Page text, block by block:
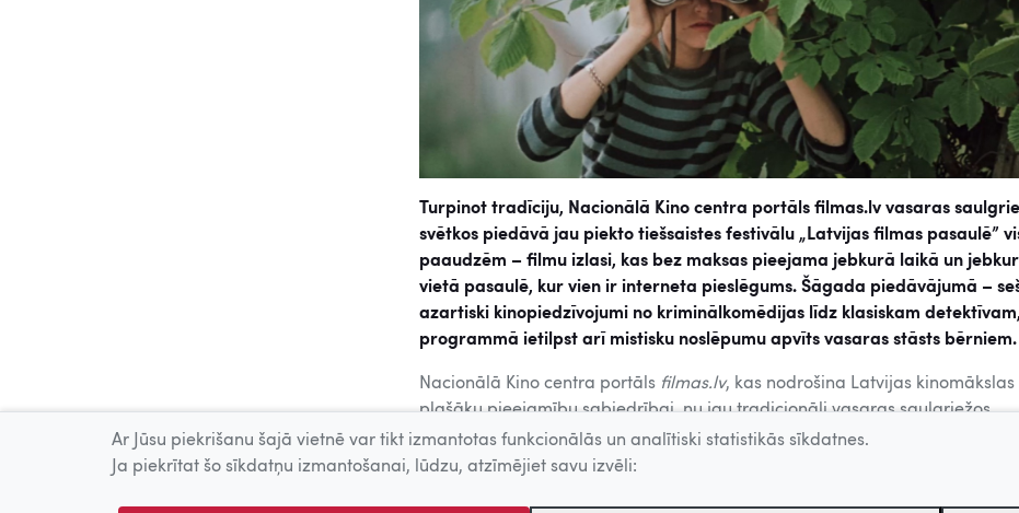
Turpinot tradīciju, Nacionālā Kino centra portāls filmas.lv vasaras
svētkos piedāvā jau piekto tiešsaistes festivālu „Latvijas filmas pasaulē”
paaudzēm – filmu izlasi, kas bez maksas pieejama jebkurā laikā un
vietā pasaulē, kur vien ir interneta pieslēgums. Šāgada piedāvājumā –
azartiski kinopiedzīvojumi no kriminālkomēdijas līdz klasiskam detektīvam,
programmā ietilpst arī mistisku noslēpumu apvīts vasaras stāsts bērniem.
Nacionālā Kino centra portāls filmas.lv, kas nodrošina Latvijas kinomākslas
plašāku pieejamību sabiedrībai, nu jau tradicionāli vasaras saulgriežos
piedāvā papildu iespēju svētku dažādošanai – filmu izlasi, kas bez maksas
pieejama visā pasaulē un dažādos mobilajos ekrānos. Šāgada
Ar Jūsu piekrišanu šajā vietnē var tikt izmantotas funkcionālās un analītiski statistikās sīkdatnes.
Ja piekrītat šo sīkdatņu izmantošanai, lūdzu, atzīmējiet savu izvēli: